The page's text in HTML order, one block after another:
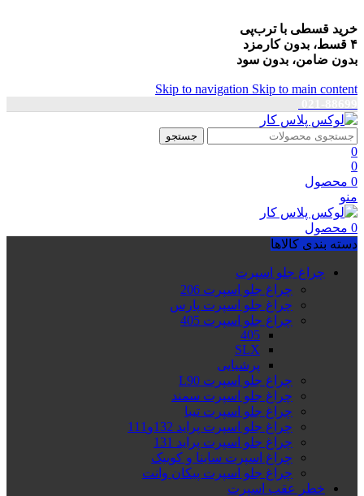
خرید قسطی با ترب‌پی
۴ قسط، بدون کارمزد
بدون ضامن، بدون سود
Skip to navigation Skip to main content
جستجو
0
0
0 محصول
منو
0 محصول
دسته بندی کالاها
چراغ جلو اسپرت
چراغ جلو اسپرت 206
چراغ جلو اسپرت پارس
چراغ جلو اسپرت 405
405
SLX
پرشیایی
چراغ جلو اسپرت L90
چراغ جلو اسپرت سمند
چراغ جلو اسپرت تیبا
چراغ جلو اسپرت پراید 132و111
چراغ جلو اسپرت پراید 131
چراغ اسپرت ساینا و کوییک
چراغ جلو اسپرت پیکان وانت
خطر عقب اسپرت